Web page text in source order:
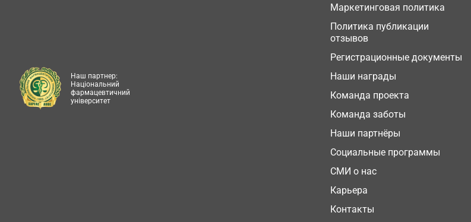
Маркетинговая политика
Политика публикации
отзывов
Регистрационные документы
Наши награды
Команда проекта
Команда заботы
Наши партнёры
Социальные программы
СМИ о нас
Карьера
Контакты
Наш партнер:
Національний
фармацевтичний
університет